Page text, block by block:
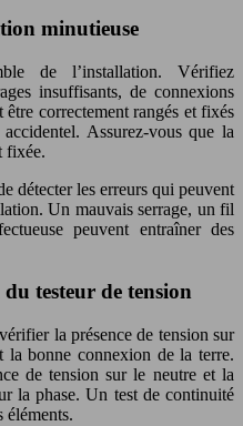
minutieuse
de l’installation. Vérifiez
insuffisants, de connexions
correctement rangés et fixés
Assurez-vous que la
fixée.
détecter les erreurs qui peuvent
Un mauvais serrage, un fil
peuvent entraîner des
testeur de tension
la présence de tension sur
la bonne connexion de la terre.
de tension sur le neutre et la
la phase. Un test de continuité
éléments.